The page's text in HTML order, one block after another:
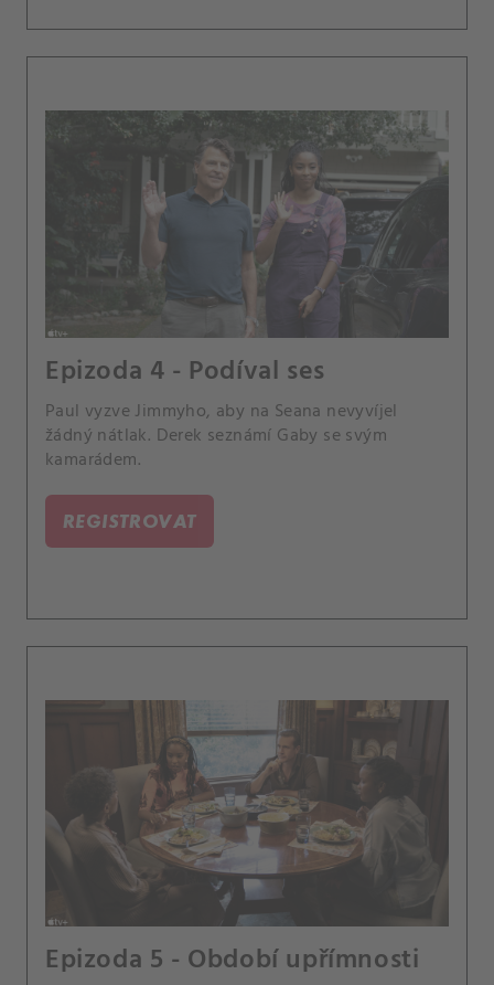
Epizoda 4 - Podíval ses
Paul vyzve Jimmyho, aby na Seana nevyvíjel
žádný nátlak. Derek seznámí Gaby se svým
kamarádem.
REGISTROVAT
Epizoda 5 - Období upřímnosti